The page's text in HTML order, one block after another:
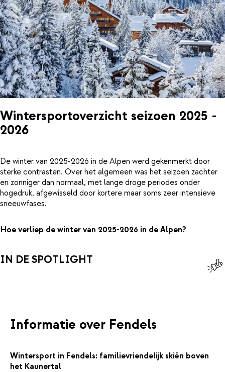
Wintersportoverzicht seizoen 2025 -
2026
De winter van 2025-2026 in de Alpen werd gekenmerkt door
sterke contrasten. Over het algemeen was het seizoen zachter
en zonniger dan normaal, met lange droge periodes onder
hogedruk, afgewisseld door kortere maar soms zeer intensieve
sneeuwfases.
Hoe verliep de winter van 2025-2026 in de Alpen?
IN DE SPOTLIGHT
Informatie over Fendels
Wintersport in Fendels: familievriendelijk skiën boven
het Kaunertal